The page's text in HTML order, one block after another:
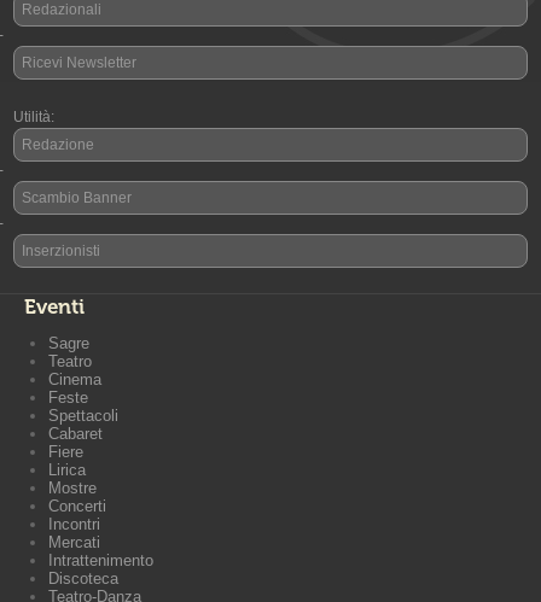
Redazionali
-
Ricevi Newsletter
Utilità:
Redazione
-
Scambio Banner
-
Inserzionisti
Eventi
Sagre
Teatro
Cinema
Feste
Spettacoli
Cabaret
Fiere
Lirica
Mostre
Concerti
Incontri
Mercati
Intrattenimento
Discoteca
Teatro-Danza